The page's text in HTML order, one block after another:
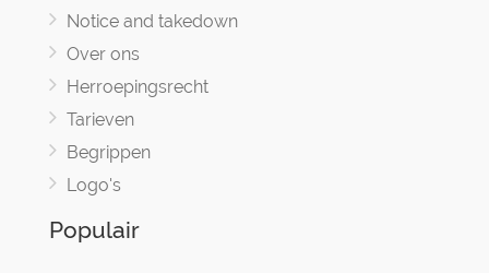
Notice and takedown
Over ons
Herroepingsrecht
Tarieven
Begrippen
Logo's
Populair